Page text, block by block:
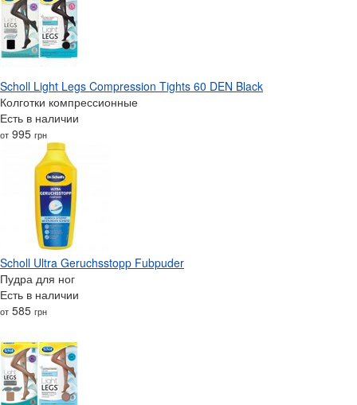
Scholl Light Legs Compression Tights 60 DEN Black
Колготки компрессионные
Есть в наличии
от 995 грн
Scholl Ultra Geruchsstopp Fubpuder
Пудра для ног
Есть в наличии
от 585 грн